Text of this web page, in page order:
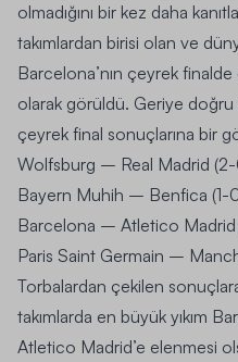
olmadığını bir kez daha
takımlardan birisi olan ve
Barcelona’nın çeyrek
olarak görüldü. Geriye doğru
çeyrek final sonuçlarına bir
Wolfsburg – Real Madrid
Bayern Muhih – Benfica (1-
Barcelona – Atletico Madrid
Paris Saint Germain –
Torbalardan çekilen
takımlarda en büyük yıkım
Atletico Madrid’e elenmesi